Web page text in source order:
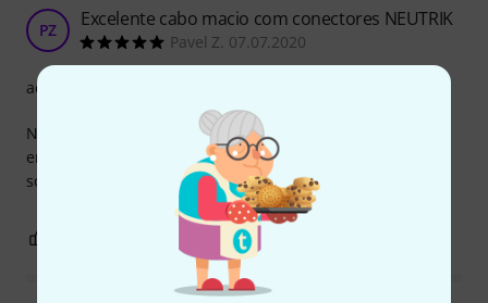
PZ Excelente cabo macio com conectores NEUTRIK
Pavel Z. 07.07.2020
Nada a reclamar. O cabo é muito macio. Não tende a
enrolar e torcer. Konktors NEUTRICOS são clássicos. A
soldagem poderia ser feita melhor.
acabamento
REPORTAR A CRÍTICA